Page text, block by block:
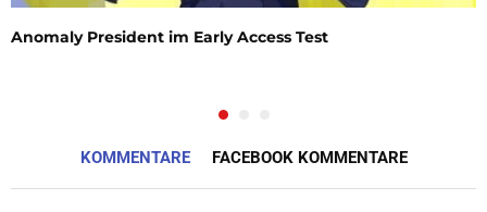
Anomaly President im Early Access Test
KOMMENTARE FACEBOOK KOMMENTARE